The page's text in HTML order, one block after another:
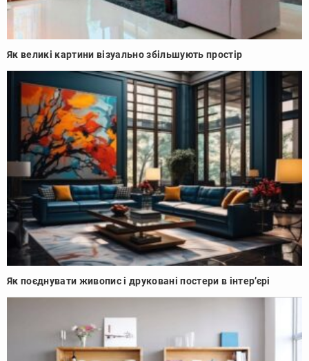
Як великі картини візуально збільшують простір
Як поєднувати живопис і друковані постери в інтер’єрі